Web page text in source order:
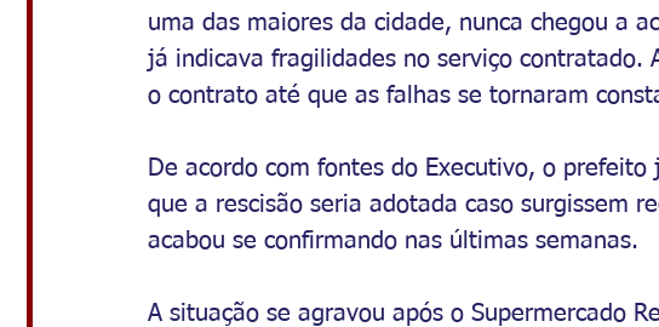
uma das maiores da cidade, nunca chegou a
já indicava fragilidades no serviço contratado.
o contrato até que as falhas se tornaram
De acordo com fontes do Executivo, o
que a rescisão seria adotada caso surgissem
acabou se confirmando nas últimas semanas.
A situação se agravou após o Supermercado